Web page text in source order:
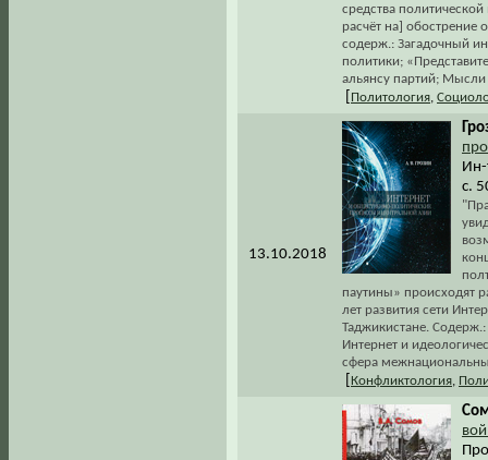
средства
расчёт на] обострение
содерж.: Загадочный
политики;
альянсу партий;
Политология
13.10.2018
Ин-
с.
паутины» происходят
лет развития сети
Таджикистане.
Интернет и
сфера
Конфликтология